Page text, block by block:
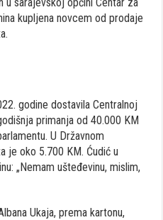
kupljena novcem od prodaje
godine dostavila Centralnoj
primanja od 40.000 KM
U Državnom
je oko 5.700 KM. Ćudić u
„Nemam ušteđevinu, mislim,
Ukaja, prema kartonu,